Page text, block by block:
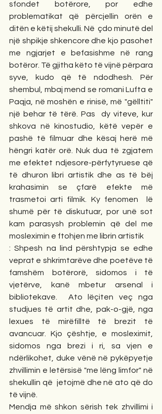
sfondet botërore, por edhe
problematikat që përcjellin orën e
ditën e këtij shekulli. Në  çdo minutë del
një shpikje shkencore dhe kjo pasohet
me ngjarjet e befasishme në rang
botëror. Të gjitha këto të vijnë përpara
syve, kudo që të ndodhesh. Për
shembul, mbaj mend se romani Lufta e
Paqja, në moshën e rinisë, më "gëlltiti"
një behar të tërë. Pas  dy viteve, kur
shkova në kinostudio, këtë vepër e
pashë të filmuar dhe kësaj herë më
hëngri katër orë. Nuk dua të zgjatem
me efektet ndjesore-përfytyruese që
të dhuron libri artistik dhe as të bëj
krahasimin se çfarë efekte më
trasmetoi arti filmik. Ky fenomen  lë
shumë për të diskutuar, por unë sot
kam parasysh problemin që del me
mosleximin e ftohjen me librin artistik
: Shpesh na lind përshtypja se edhe
veprat e shkrimtarëve dhe poetëve të
famshëm botërorë, sidomos i të
vjetërve, kanë mbetur arsenal i
bibliotekave.  Ato lëçiten veç nga
studjues të artit dhe, pak-o-gjë, nga
lexues të mirëfilltë të brezit të
avancuar. Kjo çështje, e mosleximit,
sidomos nga brezi i ri, sa vjen e
ndërlikohet, duke vënë në pykëpyetje
zhvillimin e letërsisë "me lëng limfor" në
shekullin që  jetojmë dhe në ato që do
të vijnë.
Mendja më shkon sërish tek zhvillimi i